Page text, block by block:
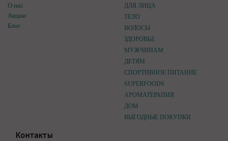
О нас
Акции
Блог
ДЛЯ ЛИЦА
ТЕЛО
ВОЛОСЫ
ЗДОРОВЬЕ
МУЖЧИНАМ
ДЕТЯМ
СПОРТИВНОЕ ПИТАНИЕ
SUPERFOODS
АРОМАТЕРАПИЯ
ДОМ
ВЫГОДНЫЕ ПОКУПКИ
Контакты